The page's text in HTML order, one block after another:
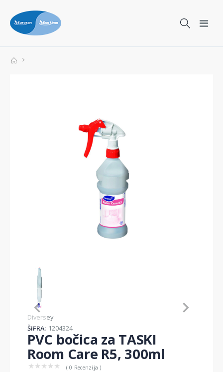
Item
1
of
1
Diversey
ŠIFRA: 1204324
PVC bočica za TASKI
Room Care R5, 300ml
★ ★ ★ ★ ★ ( 0 Recenzija )